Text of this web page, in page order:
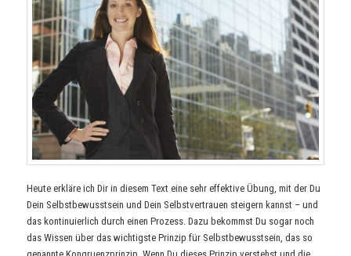
Heute erkläre ich Dir in diesem Text eine sehr effektive Übung, mit der Du
Dein Selbstbewusstsein und Dein Selbstvertrauen steigern kannst – und
das kontinuierlich durch einen Prozess. Dazu bekommst Du sogar noch
das Wissen über das wichtigste Prinzip für Selbstbewusstsein, das so